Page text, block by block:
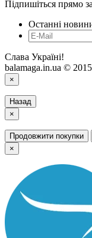
Підпишіться прямо
Останні
Слава Україні!
balamaga.in.ua ©
×
Назад
×
Продовжити покупки
×